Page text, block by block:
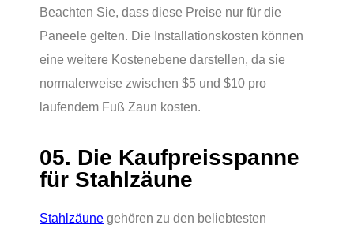
Beachten Sie, dass diese Preise nur für die
Paneele gelten. Die Installationskosten können
eine weitere Kostenebene darstellen, da sie
normalerweise zwischen $5 und $10 pro
laufendem Fuß Zaun kosten.
05. Die Kaufpreisspanne
für Stahlzäune
Stahlzäune gehören zu den beliebtesten